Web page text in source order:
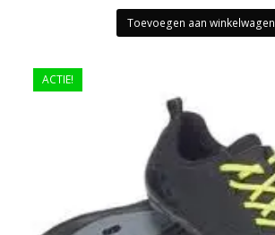
prijs
was:
prijs
is:
Toevoegen aan winkelwagen
ACTIE!